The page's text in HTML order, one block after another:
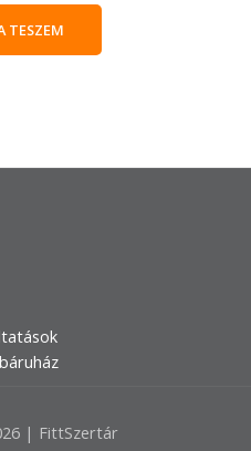
TESZEM
| FittSzertár